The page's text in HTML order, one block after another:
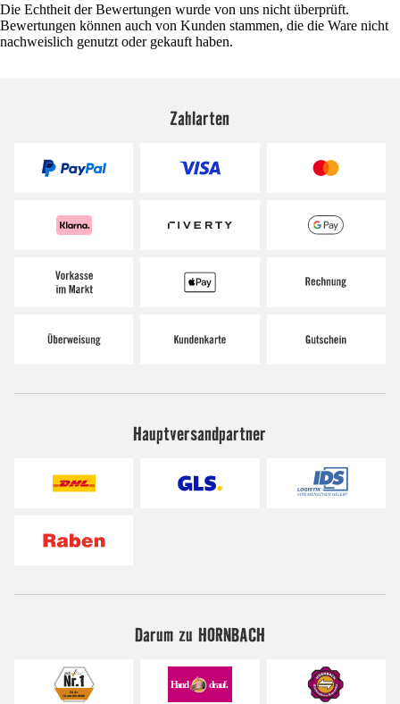
Die Echtheit der Bewertungen wurde von uns nicht überprüft.
Bewertungen können auch von Kunden stammen, die die Ware nicht
nachweislich genutzt oder gekauft haben.
Zahlarten
Hauptversandpartner
Darum zu HORNBACH